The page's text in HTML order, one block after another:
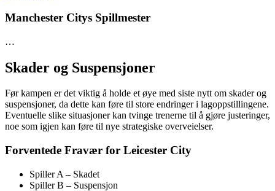
Manchester Citys Spillmester
…
Skader og Suspensjoner
Før kampen er det viktig å holde et øye med siste nytt om skader og
suspensjoner, da dette kan føre til store endringer i lagoppstillingene.
Eventuelle slike situasjoner kan tvinge trenerne til å gjøre justeringer,
noe som igjen kan føre til nye strategiske overveielser.
Forventede Fravær for Leicester City
Spiller A – Skadet
Spiller B – Suspensjon